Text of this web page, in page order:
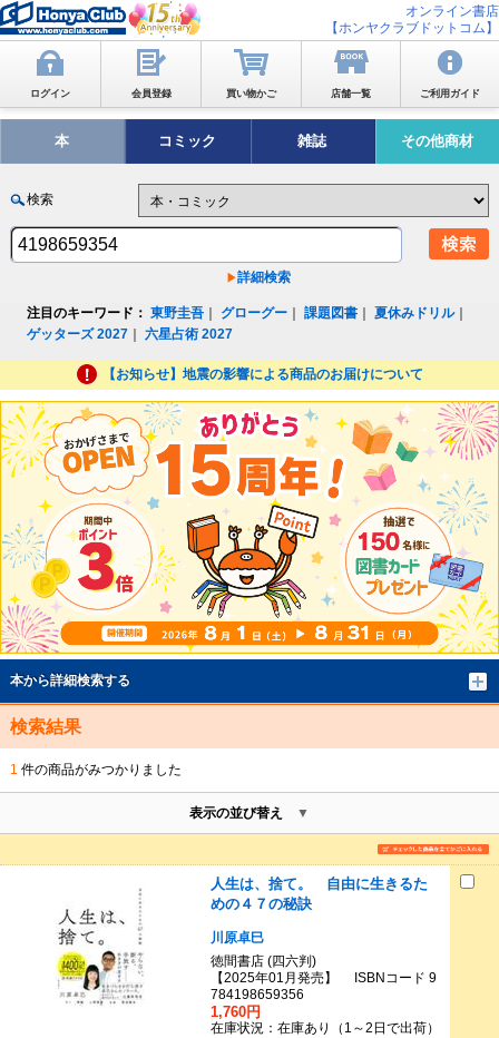
オンライン書店
【ホンヤクラブドットコム】
ログイン 会員登録 買い物かご 店舗一覧 ご利用ガイド
本 コミック 雑誌 その他商材
検索
詳細検索
注目のキーワード： 東野圭吾 グローグー ｜課題図書 ｜夏休みドリル｜
ゲッターズ 2027 ｜六星占術 2027
【お知らせ】地震の影響による商品のお届けについて
本から詳細検索する
検索結果
1 件の商品がみつかりました
表示の並び替え
人生は、捨て。 自由に生きるた
めの４７の秘訣
川原卓巳
徳間書店 (四六判)
【2025年01月発売】 ISBNコード 9
784198659356
1,760円
在庫状況：在庫あり（1～2日で出荷）